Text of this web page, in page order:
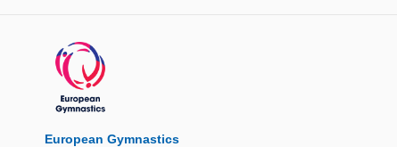
European Gymnastics